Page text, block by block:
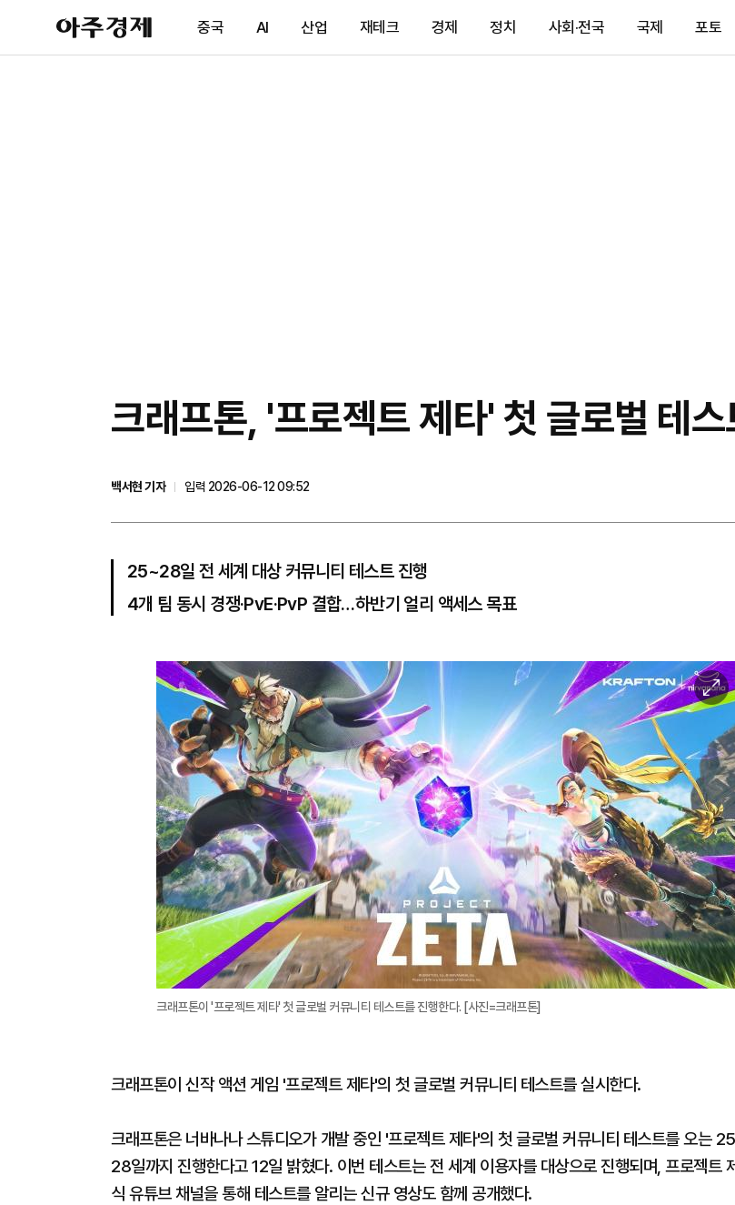
아
주
제
중국 AI 산업 재테크 경제 정치 사회·전국 국제 포토
크래프톤, '프로젝트 제타' 첫 글로벌 테
백서현 기자
입력 2026-06-12 09:52
25~28일 전 세계 대상 커뮤니티 테스트 진행
4개 팀 동시 경쟁·PvE·PvP 결합…하반기 얼리 액세스 목표
이
미
확
대
크래프톤이 '프로젝트 제타' 첫 글로벌 커뮤니티 테스트를 진행한다. [사진=크래프톤]
크래프톤이 신작 액션 게임 '프로젝트 제타'의 첫 글로벌 커뮤니티 테스트를 실시한다.
크래프톤은 너바나나 스튜디오가 개발 중인 '프로젝트 제타'의 첫 글로벌 커뮤니티 테스트를 오는
28일까지 진행한다고 12일 밝혔다. 이번 테스트는 전 세계 이용자를 대상으로 진행되며, 프로젝트
식 유튜브 채널을 통해 테스트를 알리는 신규 영상도 함께 공개했다.